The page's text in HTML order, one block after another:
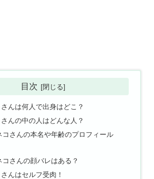
目次
んは何人で出身はどこ？
んの中の人はどんな人？
コさんの本名や年齢のプロフィール
コさんの顔バレはある？
んはセルフ受肉！